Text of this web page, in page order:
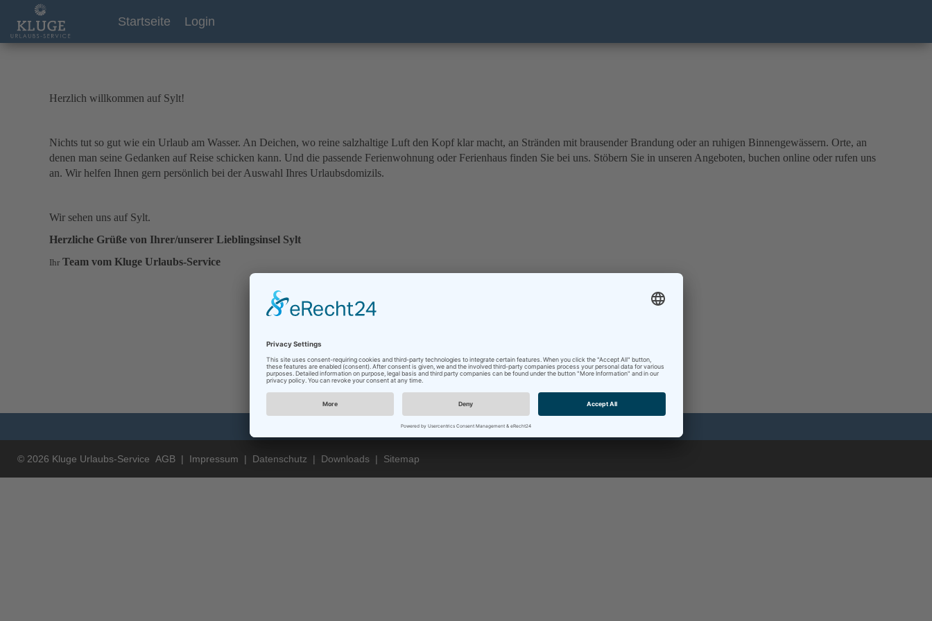
Startseite Login
Herzlich willkommen auf Sylt!
Nichts tut so gut wie ein Urlaub am Wasser. An Deichen, wo reine salzhaltige Luft den Kopf klar macht, an Stränden mit brausender Brandung oder an ruhigen Binnengewässern. Orte, an
denen man seine Gedanken auf Reise schicken kann. Und die passende Ferienwohnung oder Ferienhaus finden Sie bei uns. Stöbern Sie in unseren Angeboten, buchen online oder rufen uns
an. Wir helfen Ihnen gern persönlich bei der Auswahl Ihres Urlaubsdomizils.
Wir sehen uns auf Sylt.
Herzliche Grüße von Ihrer/unserer Lieblingsinsel Sylt
IhrTeam vom Kluge Urlaubs-Service
© 2026 Kluge Urlaubs-Service AGB | Impressum | Datenschutz | Downloads | Sitemap